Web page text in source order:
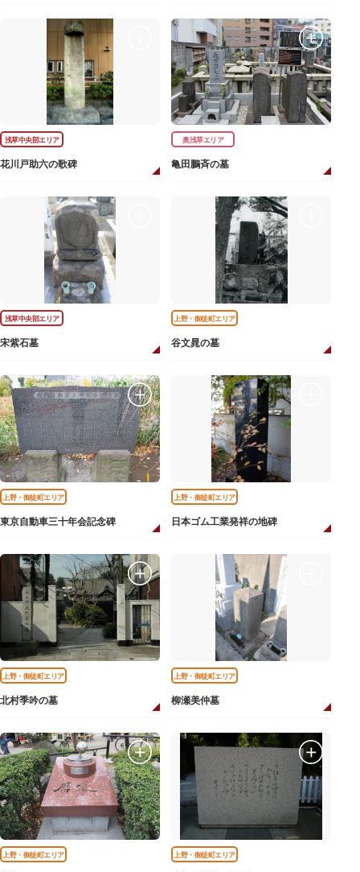
浅草中央部エリア
花川戸助六の歌碑
奥浅草エリア
亀田鵬斉の墓
浅草中央部エリア
宋紫石墓
上野・御徒町エリア
谷文晁の墓
上野・御徒町エリア
東京自動車三十年会記念碑
上野・御徒町エリア
日本ゴム工業発祥の地碑
上野・御徒町エリア
北村季吟の墓
上野・御徒町エリア
柳瀬美仲墓
上野・御徒町エリア 上野・御徒町エリア